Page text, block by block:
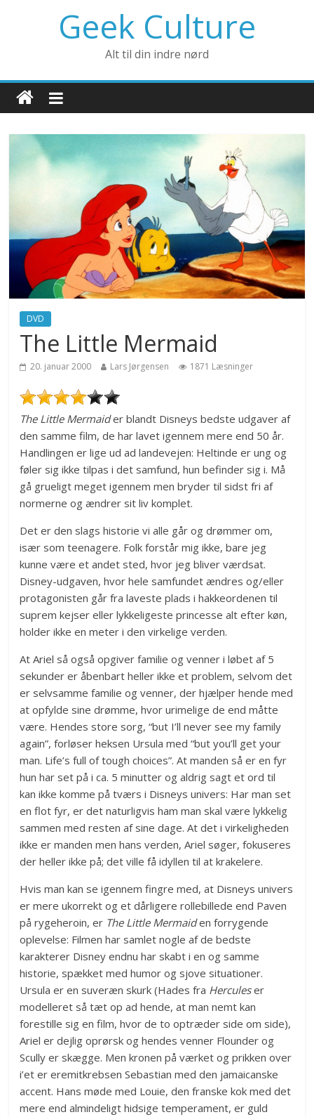
Geek Culture
Alt til din indre nørd
DVD
The Little Mermaid
20. januar 2000 Lars Jørgensen 1871 Læsninger
The Little Mermaider blandt Disneys bedste udgaver af
den samme film, de har lavet igennem mere end 50 år.
Handlingen er lige ud ad landevejen: Heltinde er ung og
føler sig ikke tilpas i det samfund, hun befinder sig i. Må
gå grueligt meget igennem men bryder til sidst fri af
normerne og ændrer sit liv komplet.
Det er den slags historie vi alle går og drømmer om,
især som teenagere. Folk forstår mig ikke, bare jeg
kunne være et andet sted, hvor jeg bliver værdsat.
Disney-udgaven, hvor hele samfundet ændres og/eller
protagonisten går fra laveste plads i hakkeordenen til
suprem kejser eller lykkeligeste princesse alt efter køn,
holder ikke en meter i den virkelige verden.
At Ariel så også opgiver familie og venner i løbet af 5
sekunder er åbenbart heller ikke et problem, selvom det
er selvsamme familie og venner, der hjælper hende med
at opfylde sine drømme, hvor urimelige de end måtte
være. Hendes store sorg, “but I’ll never see my family
again”, forløser heksen Ursula med “but you’ll get your
man. Life’s full of tough choices”. At manden så er en fyr
hun har set på i ca. 5 minutter og aldrig sagt et ord til
kan ikke komme på tværs i Disneys univers: Har man set
en flot fyr, er det naturligvis ham man skal være lykkelig
sammen med resten af sine dage. At det i virkeligheden
ikke er manden men hans verden, Ariel søger, fokuseres
der heller ikke på; det ville få idyllen til at krakelere.
Hvis man kan se igennem fingre med, at Disneys univers
er mere ukorrekt og et dårligere rollebillede end Paven
på rygeheroin, er The Little Mermaiden forrygende
oplevelse: Filmen har samlet nogle af de bedste
karakterer Disney endnu har skabt i en og samme
historie, spækket med humor og sjove situationer.
Ursula er en suveræn skurk (Hades fra Herculeser
modelleret så tæt op ad hende, at man nemt kan
forestille sig en film, hvor de to optræder side om side),
Ariel er dejlig oprørsk og hendes venner Flounder og
Scully er skægge. Men kronen på værket og prikken over
i’et er eremitkrebsen Sebastian med den jamaicanske
accent. Hans møde med Louie, den franske kok med det
mere end almindeligt hidsige temperament, er guld